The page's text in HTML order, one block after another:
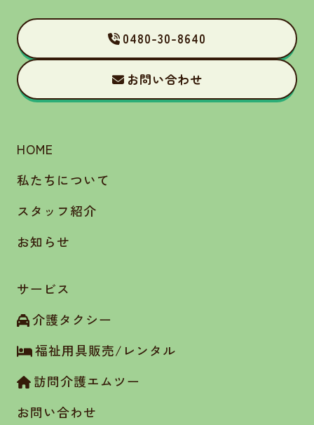
0480-30-8640
お問い合わせ
HOME
私たちについて
スタッフ紹介
お知らせ
サービス
介護タクシー
福祉用具販売/レンタル
訪問介護エムツー
お問い合わせ